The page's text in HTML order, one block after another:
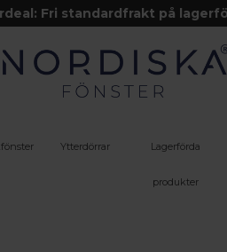
Fri standardfrakt på
Ytterdörrar Lagerförda
produkter